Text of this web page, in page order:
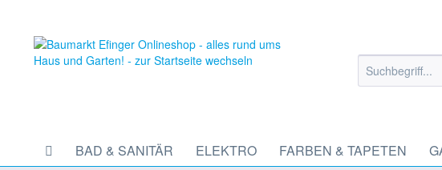
BAD & SANITÄR ELEKTRO FARBEN & TAPETEN